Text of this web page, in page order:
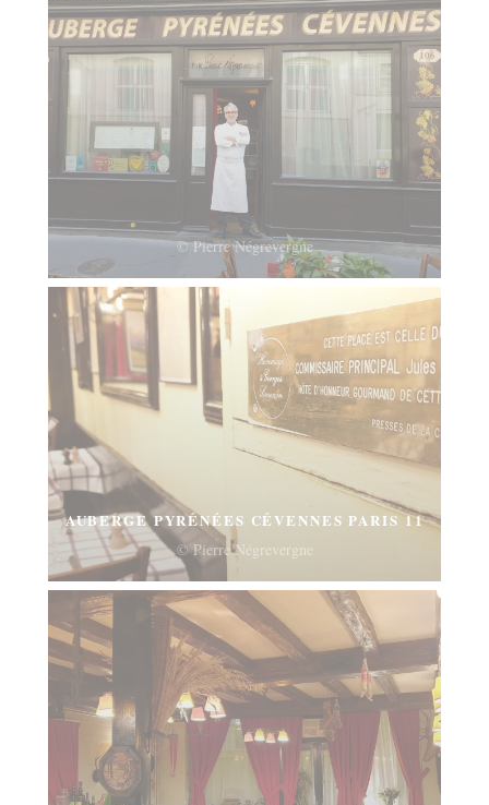
© Pierre Négrevergne
AUBERGE PYRÉNÉES CÉVENNES PARIS 11
© Pierre Négrevergne